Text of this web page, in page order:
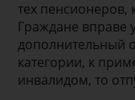
тех пенсионеров,
Граждане вправе
дополнительный
категории, к
инвалидом, то